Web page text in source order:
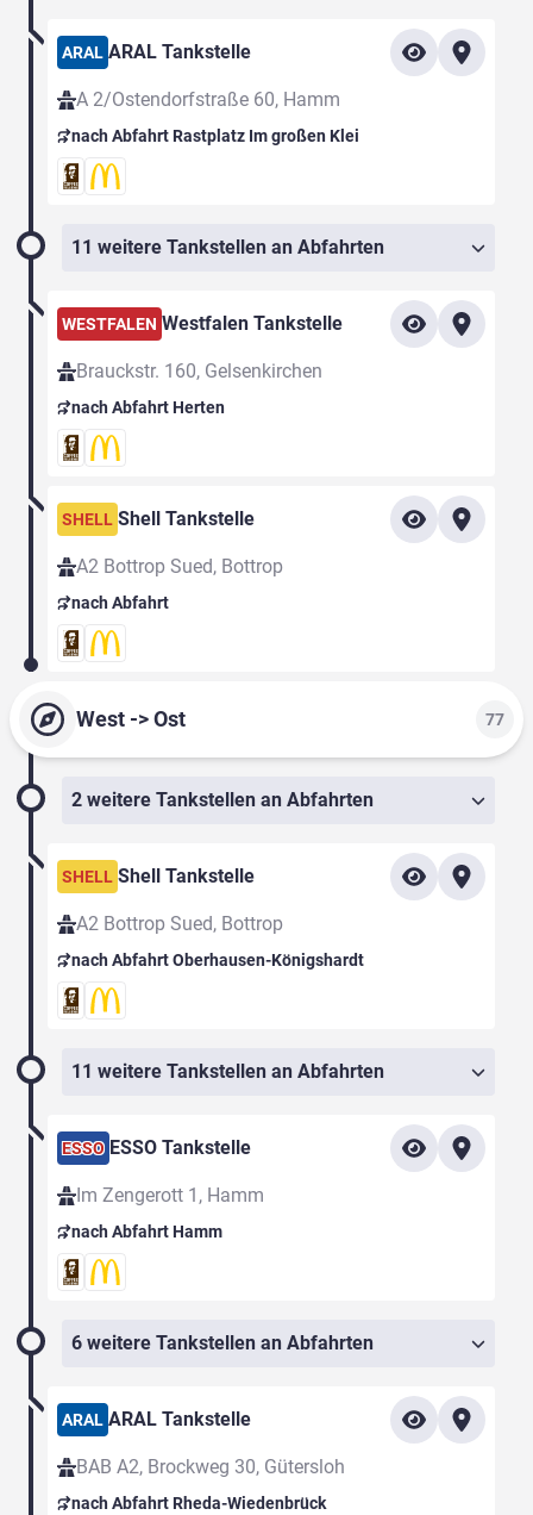
ARAL ARAL Tankstelle
A 2/Ostendorfstraße 60, Hamm
nach Abfahrt Rastplatz Im großen Klei
11 weitere Tankstellen an Abfahrten
WESTFALEN Westfalen Tankstelle
Brauckstr. 160, Gelsenkirchen
nach Abfahrt Herten
SHELL Shell Tankstelle
A2 Bottrop Sued, Bottrop
nach Abfahrt
West -> Ost 77
2 weitere Tankstellen an Abfahrten
SHELL Shell Tankstelle
A2 Bottrop Sued, Bottrop
nach Abfahrt Oberhausen-Königshardt
11 weitere Tankstellen an Abfahrten
ESSO ESSO Tankstelle
Im Zengerott 1, Hamm
nach Abfahrt Hamm
6 weitere Tankstellen an Abfahrten
ARAL ARAL Tankstelle
BAB A2, Brockweg 30, Gütersloh
nach Abfahrt Rheda-Wiedenbrück